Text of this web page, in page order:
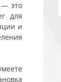
— это
для
и